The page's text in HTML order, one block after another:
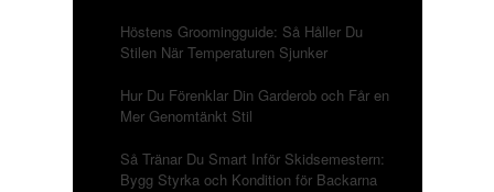
Höstens Groomingguide: Så Håller Du
Stilen När Temperaturen Sjunker
Hur Du Förenklar Din Garderob och Får en
Mer Genomtänkt Stil
Så Tränar Du Smart Inför Skidsemestern:
Bygg Styrka och Kondition för Backarna